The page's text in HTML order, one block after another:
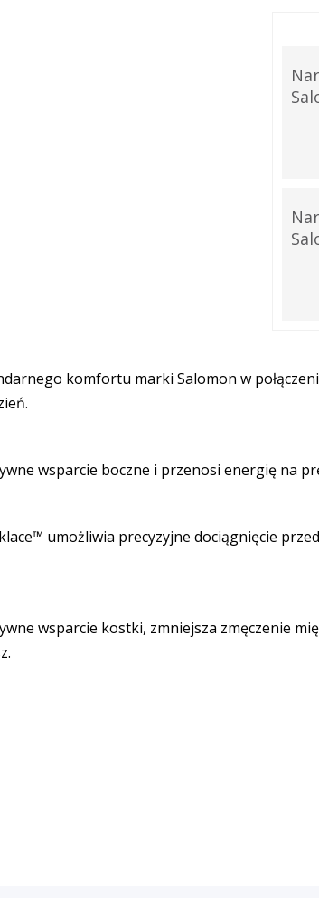
komfortu marki Salomon w
wsparcie boczne i przenosi energię na
umożliwia precyzyjne dociągnięcie
wsparcie kostki, zmniejsza zmęczenie